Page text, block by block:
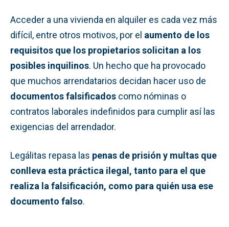
Acceder a una vivienda en alquiler es cada vez más
difícil, entre otros motivos, por el aumento de los
requisitos que los propietarios solicitan a los
posibles inquilinos. Un hecho que ha provocado
que muchos arrendatarios decidan hacer uso de
documentos falsificados como nóminas o
contratos laborales indefinidos para cumplir así las
exigencias del arrendador.
Legálitas repasa las penas de prisión y multas que
conlleva esta práctica ilegal, tanto para el que
realiza la falsificación, como para quién usa ese
documento falso.